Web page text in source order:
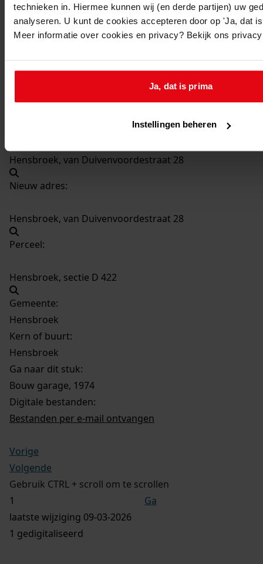
technieken in. Hiermee kunnen wij (en derde partijen) uw
analyseren. U kunt de cookies accepteren door op 'Ja, dat
Meer informatie over cookies en privacy? Bekijk ons
Ja, dat is prima
Instellingen beheren
417Bouw garage, 1974
Datering:
Beschrijving:
Hensbroek, van Duivenvoordestraat 28
Nieuw adres:
Hensbroek, van Duivenvoordestraat 28
Perceel:
Hensbroek, sectie D 422
Gemeente:
Hensbroek
Kern of buurt:
Hensbroek
Ga naar dit stuk:
Bouw garage, 1974
Digitale bestanden:
Bestanden per e-mail ontvangen
Vorige
Volgende
Gebruik CTRL + scroll om te scrollen
Ga
laatste wijziging 09-03-2026
1 gedigitaliseerd